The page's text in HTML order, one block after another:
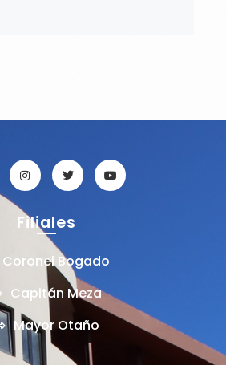
Filiales
Coronel Bogado
Capitán Meza
Mayor Otaño